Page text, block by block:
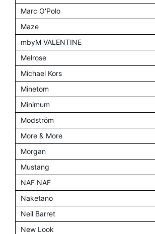
Marc O'Polo
Maze
mbyM VALENTINE
Melrose
Michael Kors
Minetom
Minimum
Modström
More & More
Morgan
Mustang
NAF NAF
Naketano
Neil Barret
New Look